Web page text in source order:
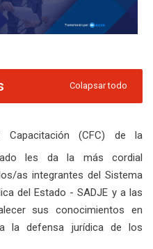
Colapsar todo
(CFC) de la
les da la más cordial
as integrantes del Sistema
del Estado - SADJE y a las
sus conocimientos en
la defensa jurídica de los